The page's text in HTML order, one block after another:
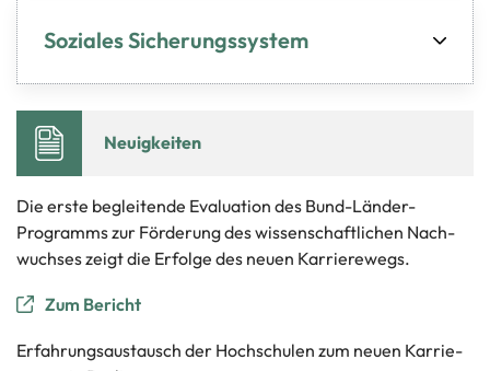
Soziales Sicherungssystem
Neu­ig­kei­ten
Die erste be­glei­ten­de Eva­lua­ti­on des Bund-​Länder-
Programms zur För­de­rung des wis­sen­schaft­li­chen Nach­
wuch­ses zeigt die Er­fol­ge des neuen Kar­rie­re­wegs.
Zum Be­richt
Er­fah­rungs­aus­tausch der Hoch­schu­len zum neuen Kar­rie­